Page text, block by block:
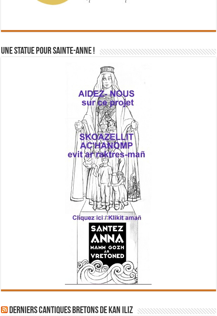
Une statue pour Sainte-Anne !
Derniers cantiques bretons de Kan Iliz